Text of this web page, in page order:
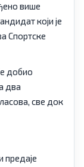
више
који је
Спортске
добио
два
све док
предаје